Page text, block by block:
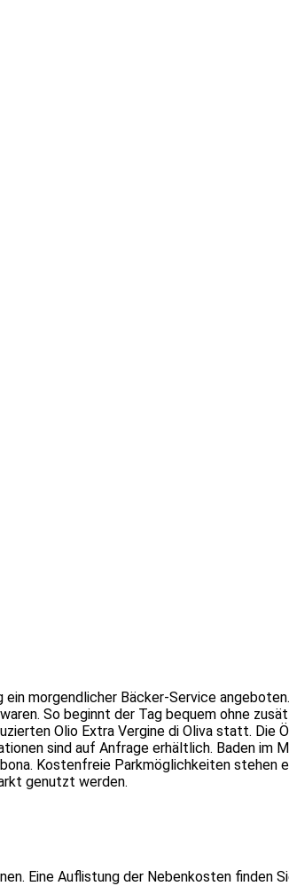
morgendlicher Bäcker-Service
So beginnt der Tag bequem ohne
Olio Extra Vergine di Oliva statt. Die
sind auf Anfrage erhältlich. Baden im
Kostenfreie Parkmöglichkeiten stehen
genutzt werden.
Eine Auflistung der Nebenkosten finden